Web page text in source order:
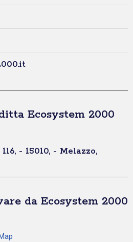
Ecosystem 2000
- 15010, - Melazzo,
da Ecosystem 2000